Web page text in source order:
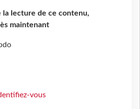
la lecture de ce contenu,
maintenant
vous